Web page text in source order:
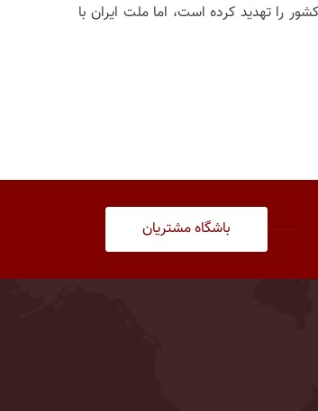
را تهدید کرده است، اما ملت ایران با
باشگاه مشتریان